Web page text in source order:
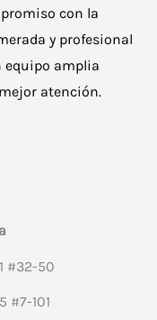
con la
y profesional
equipo amplia
atención.
#32-50
#7-101